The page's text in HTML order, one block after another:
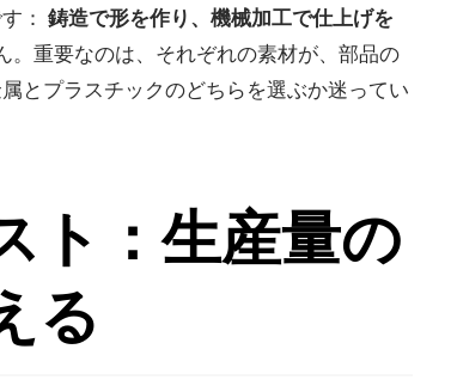
す：鋳造で形を作り、機械加工で仕上げを
。重要なのは、それぞれの素材が、部品の
とプラスチックのどちらを選ぶか迷ってい
ト：生産量の
る